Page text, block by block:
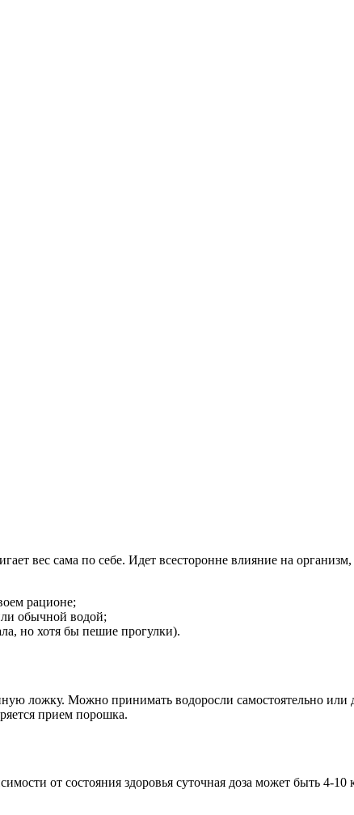
вес сама по себе. Идет всесторонне влияние на
рационе;
обычной водой;
но хотя бы пешие прогулки).
ложку. Можно принимать водоросли самостоятельно
прием порошка.
от состояния здоровья суточная доза может быть 4-